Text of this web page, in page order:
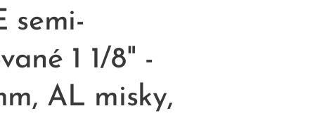
semi-
1 1/8" -
AL misky,